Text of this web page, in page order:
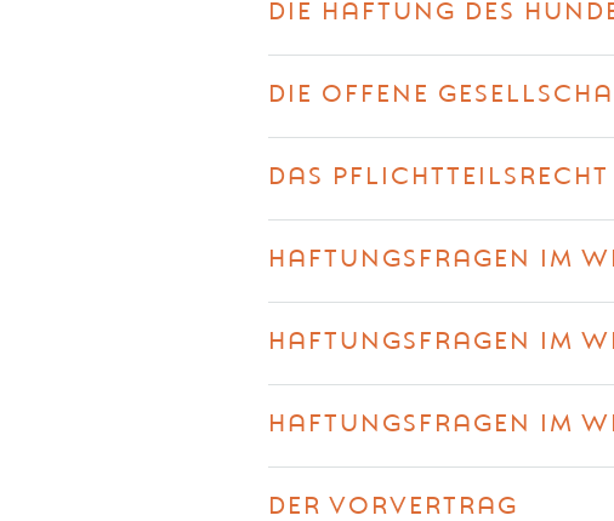
DIE HAFTUNG DES
DIE OFFENE
DAS PFLICHTTEILSRECHT
HAFTUNGSFRAGEN IM
HAFTUNGSFRAGEN IM
HAFTUNGSFRAGEN IM
DER VORVERTRAG